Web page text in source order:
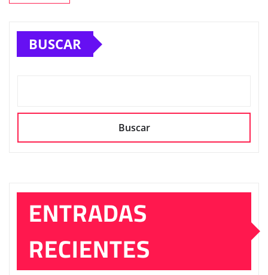
BUSCAR
Buscar
ENTRADAS
RECIENTES